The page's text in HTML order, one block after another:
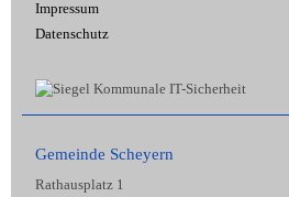
Impressum
Datenschutz
Gemeinde Scheyern
Rathausplatz 1